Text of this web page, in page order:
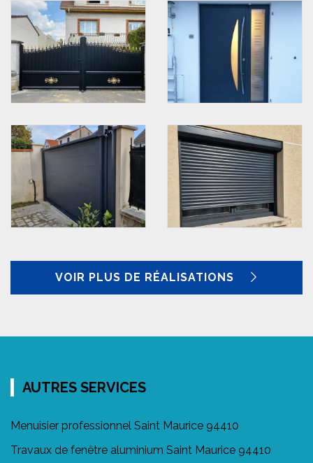
VOIR PLUS DE RÉALISATIONS
AUTRES SERVICES
Menuisier professionnel Saint Maurice 94410
Travaux de fenêtre aluminium Saint Maurice 94410